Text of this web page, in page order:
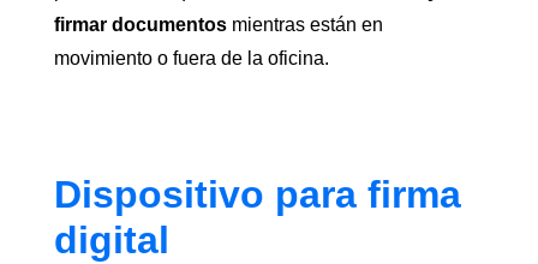
firmar documentosmientras están en
movimiento o fuera de la oficina.
Dispositivo para firma
digital